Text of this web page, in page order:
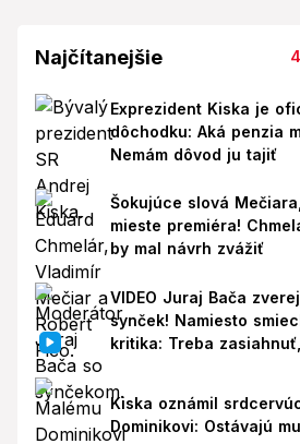
Najčítanejšie
Exprezident Kiska je
dôchodku: Aká penzia
Nemám dôvod ju tajiť
Šokujúce slová
mieste premiéra!
by mal návrh zvážiť
VIDEO Juraj Bača
synček! Namiesto
kritika: Treba
Kiska oznámil
Dominikovi: Ostávajú